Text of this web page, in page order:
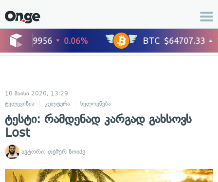
10 მაისი 2020, 13:29
ტელევიზია
კულტურა ხელოვნება
ტესტი: რამდენად კარგად გახსოვს
Lost
ავტორი: თემურ ზოიძე